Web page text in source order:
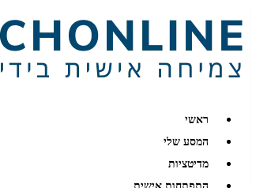
ראשי
המסע שלי
מדיטציות